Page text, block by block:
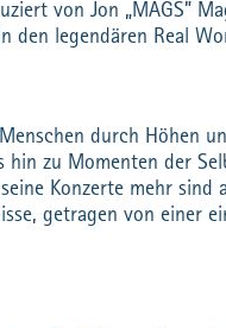
von Jon „MAGS”
den legendären Real
durch Höhen
hin zu Momenten der
Konzerte mehr sind
getragen von einer